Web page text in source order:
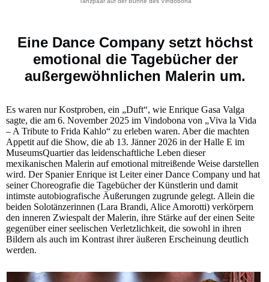
Eine Dance Company setzt höchst
emotional die Tagebücher der
außergewöhnlichen Malerin um.
Es waren nur Kostproben, ein „Duft“, wie Enrique Gasa Valga
sagte, die am 6. November 2025 im Vindobona von „Viva la Vida
– A Tribute to Frida Kahlo“ zu erleben waren. Aber die machten
Appetit auf die Show, die ab 13. Jänner 2026 in der Halle E im
MuseumsQuartier das leidenschaftliche Leben dieser
mexikanischen Malerin auf emotional mitreißende Weise darstellen
wird. Der Spanier Enrique ist Leiter einer Dance Company und hat
seiner Choreografie die Tagebücher der Künstlerin und damit
intimste autobiografische Äußerungen zugrunde gelegt. Allein die
beiden Solotänzerinnen (Lara Brandi, Alice Amorotti) verkörpern
den inneren Zwiespalt der Malerin, ihre Stärke auf der einen Seite
gegenüber einer seelischen Verletzlichkeit, die sowohl in ihren
Bildern als auch im Kontrast ihrer äußeren Erscheinung deutlich
werden.